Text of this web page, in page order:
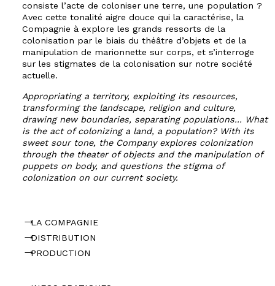
consiste l’acte de coloniser une terre, une population ?
Avec cette tonalité aigre douce qui la caractérise, la
Compagnie à explore les grands ressorts de la
colonisation par le biais du théâtre d’objets et de la
manipulation de marionnette sur corps, et s’interroge
sur les stigmates de la colonisation sur notre société
actuelle.
Appropriating a territory, exploiting its resources,
transforming the landscape, religion and culture,
drawing new boundaries, separating populations... What
is the act of colonizing a land, a population? With its
sweet sour tone, the Company explores colonization
through the theater of objects and the manipulation of
puppets on body, and questions the stigma of
colonization on our current society.
LA COMPAGNIE
DISTRIBUTION
PRODUCTION